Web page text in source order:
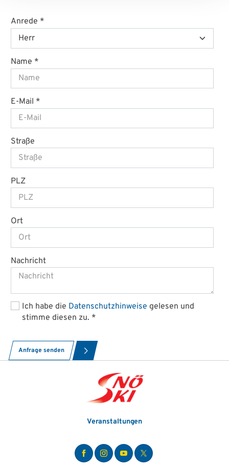
Anrede
Name
E-Mail
Straße
PLZ
Ort
Nachricht
Ich habe die Datenschutzhinweise gelesen und
stimme diesen zu.
Anfrage senden
Veranstaltungen